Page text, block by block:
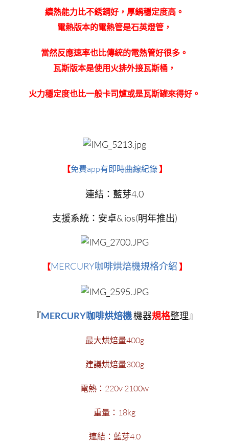
續熱能力比不銹鋼好，厚鍋穩定度高。
電熱版本的電熱管是石英燈管，
當然反應速率也比傳統的電熱管好很多。
瓦斯版本是使用火排外接瓦斯桶，
火力穩定度也比一般卡司爐或是瓦斯罐來得好。
【免費app有即時曲線紀錄 】
連結：藍芽4.0
支援系統：安卓& ios(明年推出)
【MERCURY咖啡烘焙機規格介紹 】
『MERCURY咖啡烘焙機機器規格整理 』
最大烘焙量400g
建議烘焙量300g
電熱：220v 2100w
重量：18kg
連結：藍芽4.0